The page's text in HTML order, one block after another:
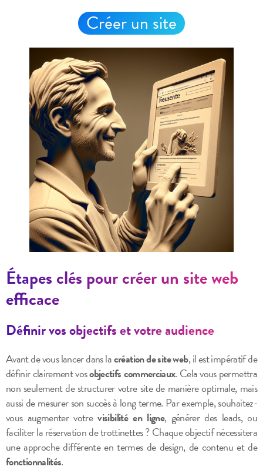
Créer un site
Étapes clés pour créer un site web
efficace
Définir vos objectifs et votre audience
Avant de vous lancer dans lacréation de site web, il est impératif de
définir clairement vosobjectifs commerciaux. Cela vous permettra
non seulement de structurer votre site de manière optimale, mais
aussi de mesurer son succès à long terme. Par exemple, souhaitez-
vous augmenter votrevisibilité en ligne, générer des leads, ou
faciliter la réservation de trottinettes ? Chaque objectif nécessitera
une approche différente en termes de design, de contenu et de
fonctionnalités.